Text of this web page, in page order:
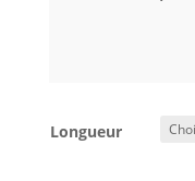
Longueur